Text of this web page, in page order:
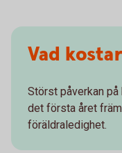
Vad
Störst påverkan
det första året
föräldraledighet.